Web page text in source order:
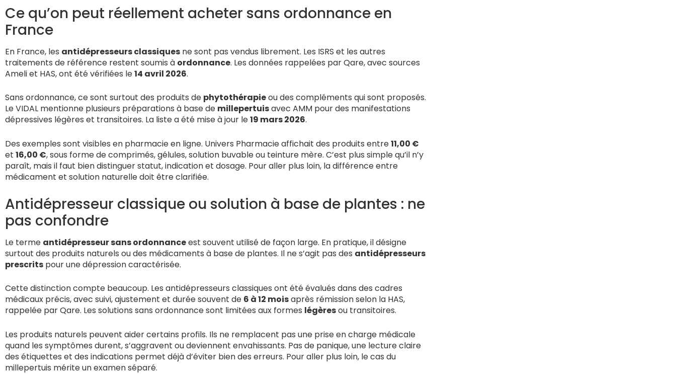
Ce qu’on peut réellement acheter sans ordonnance en
France
En France, les antidépresseurs classiques ne sont pas vendus librement. Les ISRS et les autres
traitements de référence restent soumis à ordonnance. Les données rappelées par Qare, avec sources
Ameli et HAS, ont été vérifiées le14 avril 2026.
Sans ordonnance, ce sont surtout des produits de phytothérapieou des compléments qui sont proposés.
Le VIDAL mentionne plusieurs préparations à base de millepertuisavec AMM pour des manifestations
dépressives légères et transitoires. La liste a été mise à jour le19 mars 2026.
Des exemples sont visibles en pharmacie en ligne. Univers Pharmacie affichait des produits entre11,00 €
et 16,00 €, sous forme de comprimés, gélules, solution buvable ou teinture mère. C’est plus simple qu’il n’y
paraît, mais il faut bien distinguer statut, indication et dosage. Pour aller plus loin, la différence entre
médicament et solution naturelle doit être clarifiée.
Antidépresseur classique ou solution à base de plantes : ne
pas confondre
Le terme antidépresseur sans ordonnanceest souvent utilisé de façon large. En pratique, il désigne
surtout des produits naturels ou des médicaments à base de plantes. Il ne s’agit pas des antidépresseurs
prescrits pour une dépression caractérisée.
Cette distinction compte beaucoup. Les antidépresseurs classiques ont été évalués dans des cadres
médicaux précis, avec suivi, ajustement et durée souvent de 6 à 12 moisaprès rémission selon la HAS,
rappelée par Qare. Les solutions sans ordonnance sont limitées aux formes légèresou transitoires.
Les produits naturels peuvent aider certains profils. Ils ne remplacent pas une prise en charge médicale
quand les symptômes durent, s’aggravent ou deviennent envahissants. Pas de panique, une lecture claire
des étiquettes et des indications permet déjà d’éviter bien des erreurs. Pour aller plus loin, le cas du
millepertuis mérite un examen séparé.